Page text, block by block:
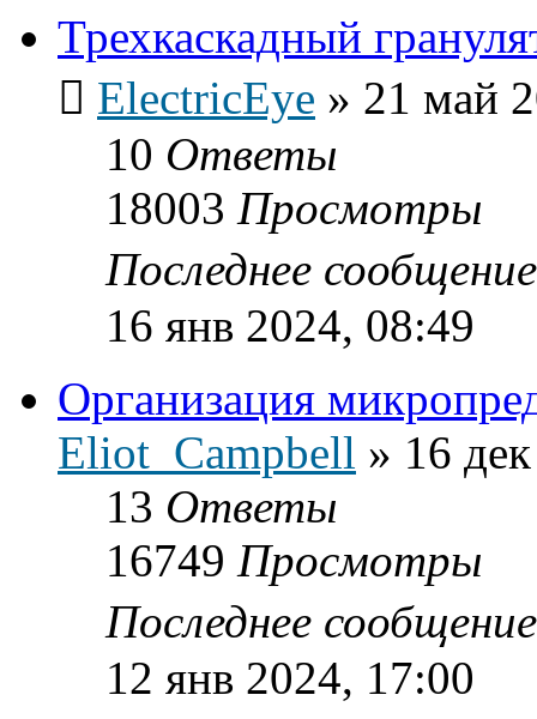
Трехкаскадный
ElectricEye » 21 май
10 Ответы
18003 Просмотры
Последнее
16 янв 2024, 08:49
Организация
Eliot_Campbell » 16
13 Ответы
16749 Просмотры
Последнее
12 янв 2024, 17:00